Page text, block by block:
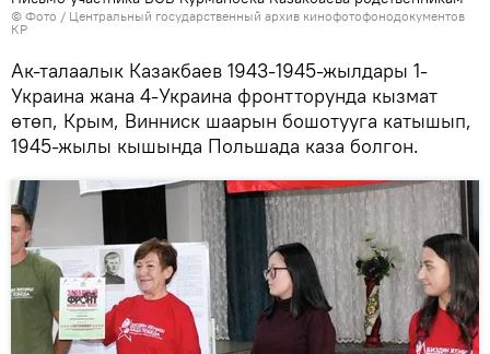
© Фото / Центральный государственный архив кинофотофонодокументов
КР
Ак-талаалык Казакбаев 1943-1945-жылдары 1-
Украина жана 4-Украина фронтторунда кызмат
өтөп, Крым, Винниск шаарын бошотууга катышып,
1945-жылы кышында Польшада каза болгон.